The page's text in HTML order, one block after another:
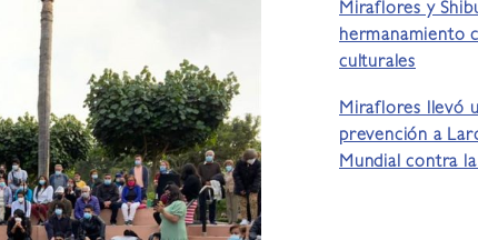
Miraflores y
hermanamiento
culturales
Miraflores llevó
prevención a
Mundial contra